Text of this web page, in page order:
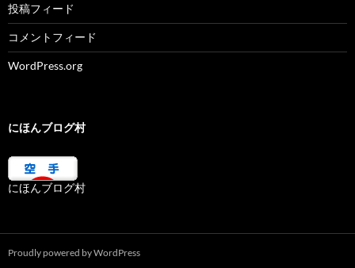
投稿フィード
コメントフィード
WordPress.org
にほんブログ村
にほんブログ村
Proudly powered by WordPress